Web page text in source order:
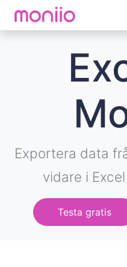
Exportera data
vidare i
Testa gratis